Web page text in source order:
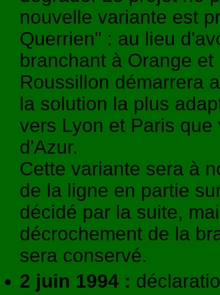
nouvelle variante est
Querrien" : au lieu
branchant à Orange
Roussillon démarrera
la solution la plus
vers Lyon et Paris
d'Azur.
Cette variante sera à
de la ligne en partie
décidé par la suite,
décrochement de la
sera conservé.
2 juin 1994 :